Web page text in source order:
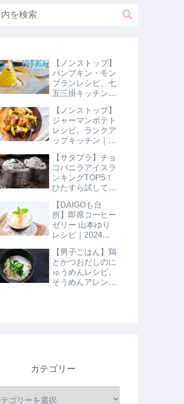
【ノンストップ】
パンプキン・モン
ブランレシピ。七
五三掛キッチン｜
【ノンストップ】
ジャーマンポテト
レシピ。ランクア
ップキッチン｜10
【サタプラ】チョ
コバニラアイスラ
ンキングTOP5！
ひたすら試してラ
日【サタデープラ
ス】
【DAIGOも台
所】即席コーヒー
ゼリー 山本ゆり
レシピ｜2024年8
【男子ごはん】鶏
とかつおだしのに
ゅうめんレシピ。
そうめんアレンジ
カテゴリー